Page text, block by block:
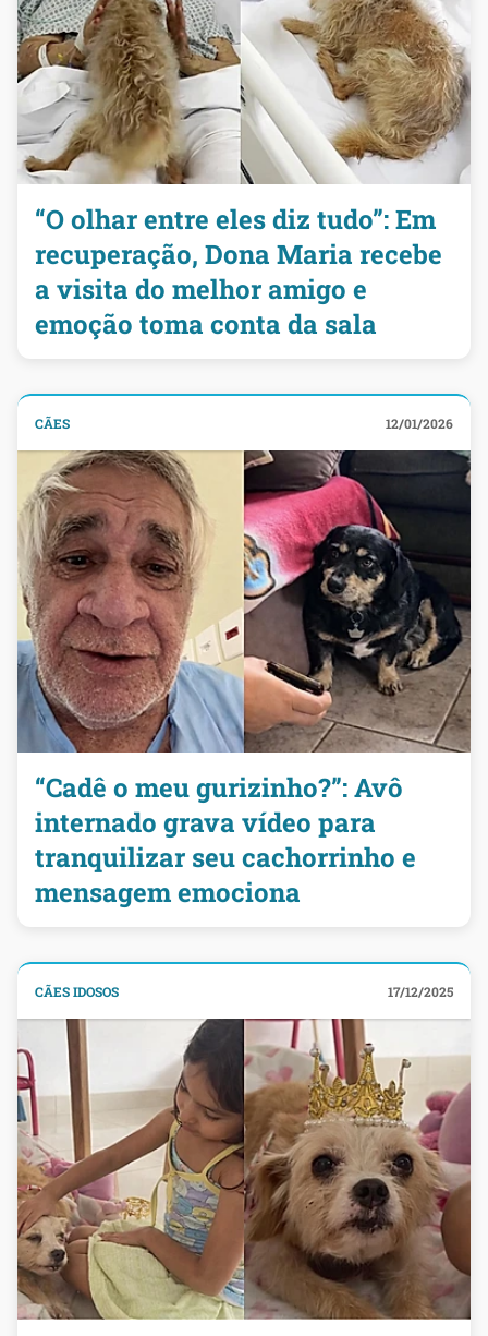
“O olhar entre eles diz tudo”: Em
recuperação, Dona Maria recebe
a visita do melhor amigo e
emoção toma conta da sala
CÃES 12/01/2026
“Cadê o meu gurizinho?”: Avô
internado grava vídeo para
tranquilizar seu cachorrinho e
mensagem emociona
CÃES IDOSOS 17/12/2025